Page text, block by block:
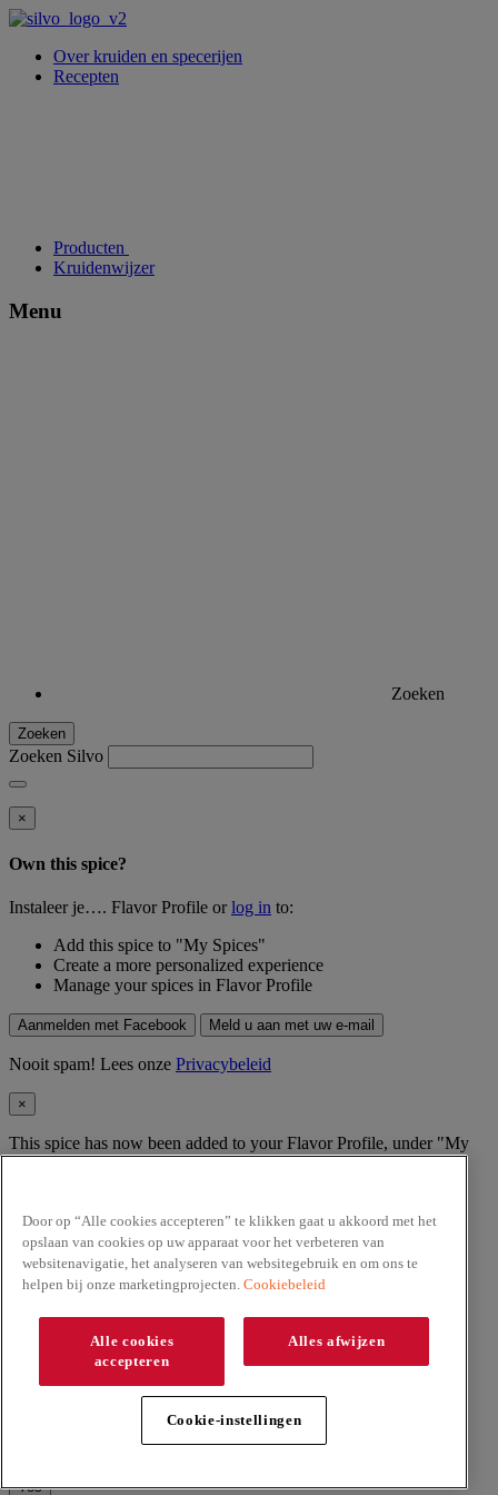
Over kruiden en specerijen
Recepten
Producten
Kruidenwijzer
Menu
Zoeken
Zoeken
Zoeken Silvo
×
Own this spice?
Instaleer je…. Flavor Profile orlog in to:
Add this spice to "My Spices"
Create a more personalized experience
Manage your spices in Flavor Profile
Aanmelden met Facebook Meld u aan met uw e-mail
Nooit spam! Lees onze Privacybeleid
×
This spice has now been added to your Flavor Profile, under "My
Spices".
Nooit spam! Lees onzePrivacybeleid
×
Are you out ofthis spice?
Yes, I'd like to buy more No, I'd like to remove
Are you sure you want to removefrom My Spices?
Yes
Door op “Alle cookies accepteren” te klikken gaat u akkoord met het
opslaan van cookies op uw apparaat voor het verbeteren van
websitenavigatie, het analyseren van websitegebruik en om ons te
helpen bij onze marketingprojecten. Cookiebeleid
Alle cookies
accepteren
Alles afwijzen
Cookie-instellingen